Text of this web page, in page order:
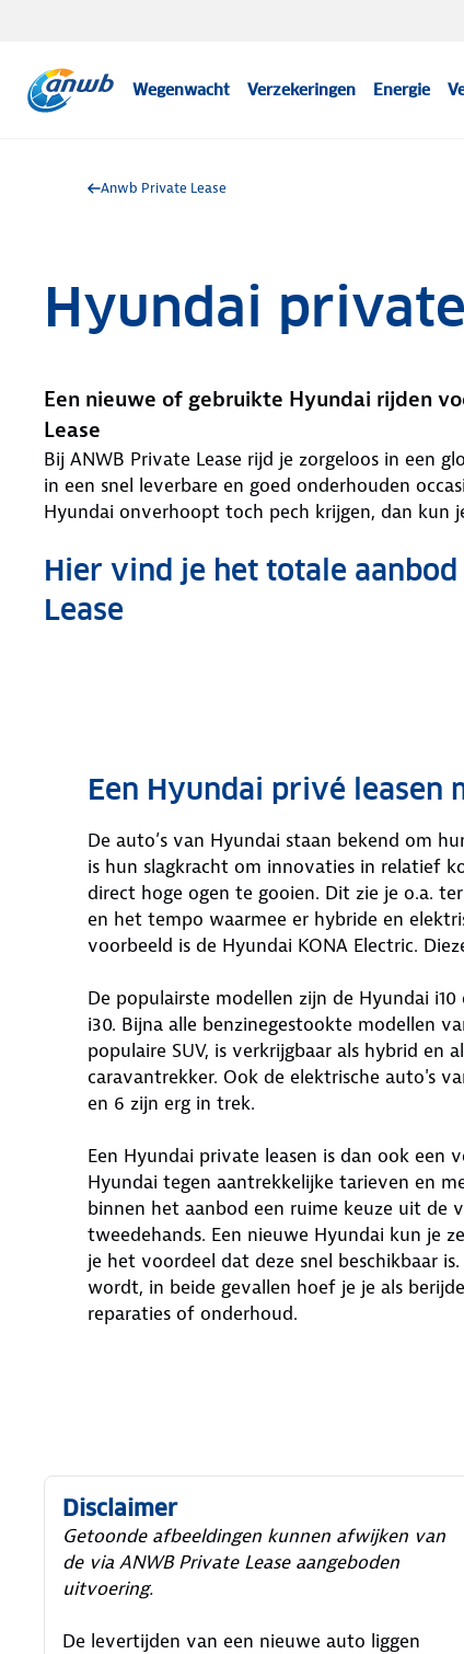
Wegenwacht Verzekeringen Energie
Anwb Private Lease
Hyundai
Een nieuwe of gebruikte Hyundai rijden
Lease
Bij ANWB Private Lease rijd je zorgeloos in een
in een snel leverbare en goed onderhouden
Hyundai onverhoopt toch pech krijgen, dan kun
Hier vind je het totale
Lease
Een Hyundai privé leasen
De auto’s van Hyundai staan bekend om
is hun slagkracht om innovaties in relatief
direct hoge ogen te gooien. Dit zie je o.a.
en het tempo waarmee er hybride en
voorbeeld is de Hyundai KONA Electric.
De populairste modellen zijn de Hyundai
i30. Bijna alle benzinegestookte modellen
populaire SUV, is verkrijgbaar als hybrid en
caravantrekker. Ook de elektrische auto's
en 6 zijn erg in trek.
Een Hyundai private leasen is dan ook een
Hyundai tegen aantrekkelijke tarieven en
binnen het aanbod een ruime keuze uit de
tweedehands. Een nieuwe Hyundai kun je
je het voordeel dat deze snel beschikbaar
wordt, in beide gevallen hoef je je als
reparaties of onderhoud.
Disclaimer
Getoonde afbeeldingen kunnen afwijken van
de via ANWB Private Lease aangeboden
uitvoering.
De levertijden van een nieuwe auto liggen